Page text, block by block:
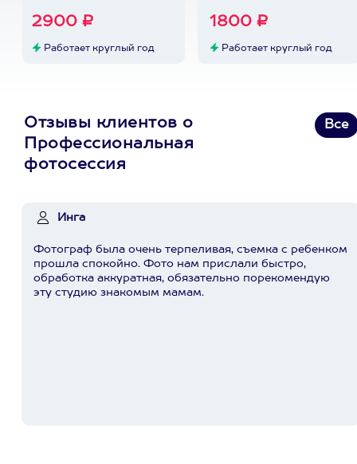
2900 ₽
Работает круглый год
1800 ₽
Работает круглый год
Отзывы клиентов о
Профессиональная
фотосессия
Все
Инга
Фотограф была очень терпеливая, съемка с ребенком
прошла спокойно. Фото нам прислали быстро,
обработка аккуратная, обязательно порекомендую
эту студию знакомым мамам.